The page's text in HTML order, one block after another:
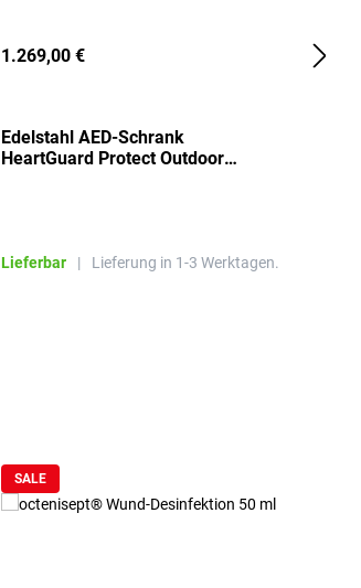
1.269,00 €
Edelstahl AED-Schrank
HeartGuard Protect Outdoor
Lieferbar | Lieferung in 1-3 Werktagen.
SALE